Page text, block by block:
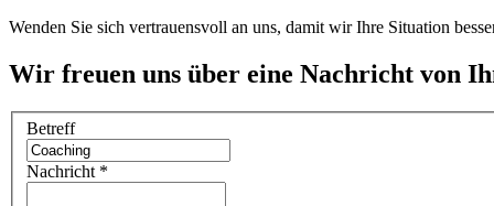
Wenden Sie sich vertrauensvoll an uns, damit wir Ihre Situation
Wir freuen uns über eine Nachricht von
Betreff
Nachricht *